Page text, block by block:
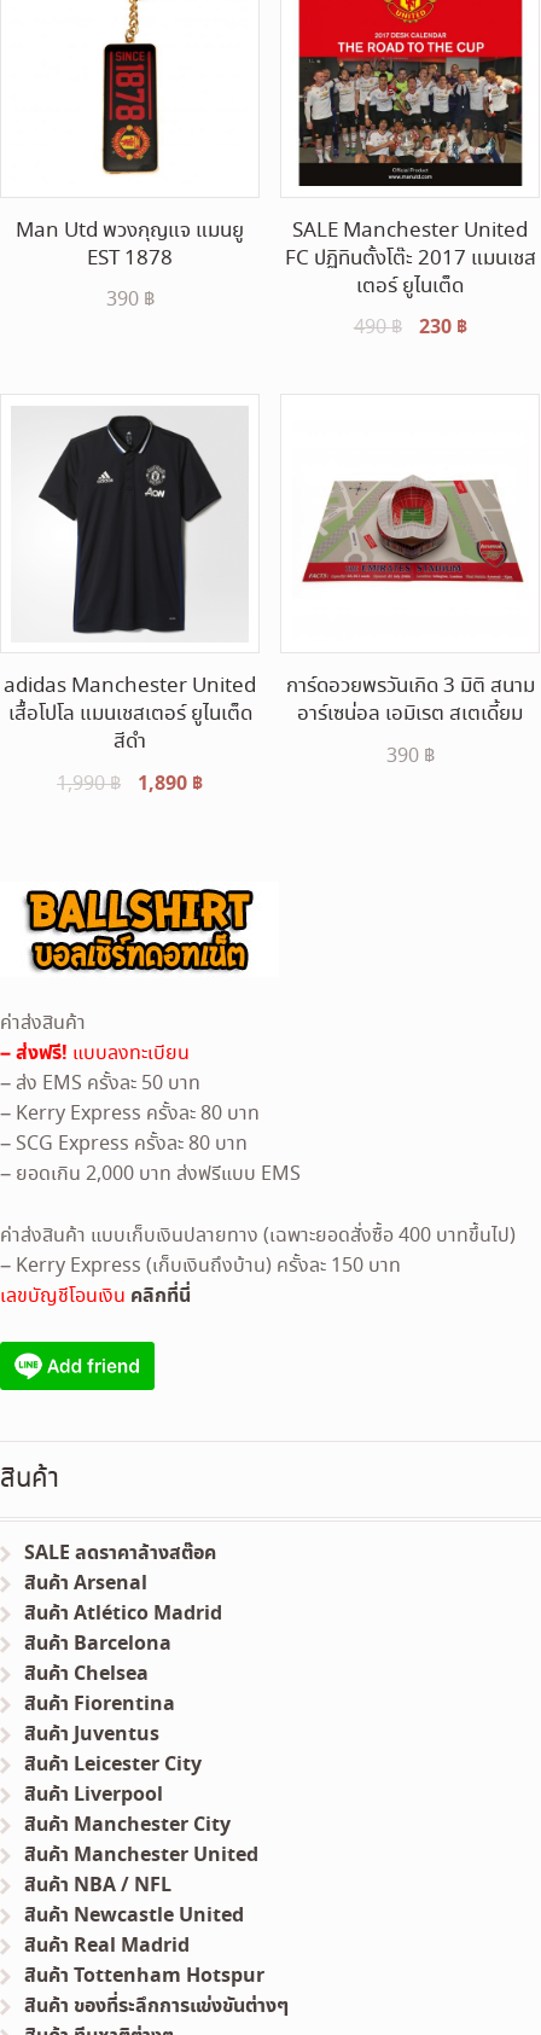
Man Utd พวงกุญแจ แมนยู
EST 1878
390 ฿
SALE Manchester United
FC ปฏิทินตั้งโต๊ะ 2017 แมนเชส
เตอร์ ยูไนเต็ด
490฿
Original
was:
230 ฿Current
is:
adidas Manchester United
เสื้อโปโล แมนเชสเตอร์ ยูไนเต็ด
สีดำ
1,990฿
Original
1,890 ฿Current
การ์ดอวยพรวันเกิด 3 มิติ สนาม
อาร์เซน่อล เอมิเรต สเตเดี้ยม
390 ฿
ค่าส่งสินค้า
– ส่งฟรี! แบบลงทะเบียน
– ส่ง EMS ครั้งละ 50 บาท
– Kerry Express ครั้งละ 80 บาท
– SCG Express ครั้งละ 80 บาท
– ยอดเกิน 2,000 บาท ส่งฟรีแบบ EMS
ค่าส่งสินค้า แบบเก็บเงินปลายทาง (เฉพาะยอดสั่งซื้อ 400 บาทขึ้นไป)
– Kerry Express (เก็บเงินถึงบ้าน) ครั้งละ 150 บาท
เลขบัญชีโอนเงิน คลิกที่นี่
สินค้า
SALE ลดราคาล้างสต๊อค
สินค้า Arsenal
สินค้า Atlético Madrid
สินค้า Barcelona
สินค้า Chelsea
สินค้า Fiorentina
สินค้า Juventus
สินค้า Leicester City
สินค้า Liverpool
สินค้า Manchester City
สินค้า Manchester United
สินค้า NBA / NFL
สินค้า Newcastle United
สินค้า Real Madrid
สินค้า Tottenham Hotspur
สินค้า ของที่ระลึกการแข่งขันต่างๆ